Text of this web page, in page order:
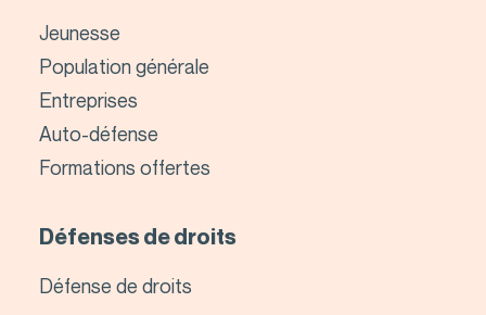
Jeunesse
Population générale
Entreprises
Auto-défense
Formations offertes
Défenses de droits
Défense de droits